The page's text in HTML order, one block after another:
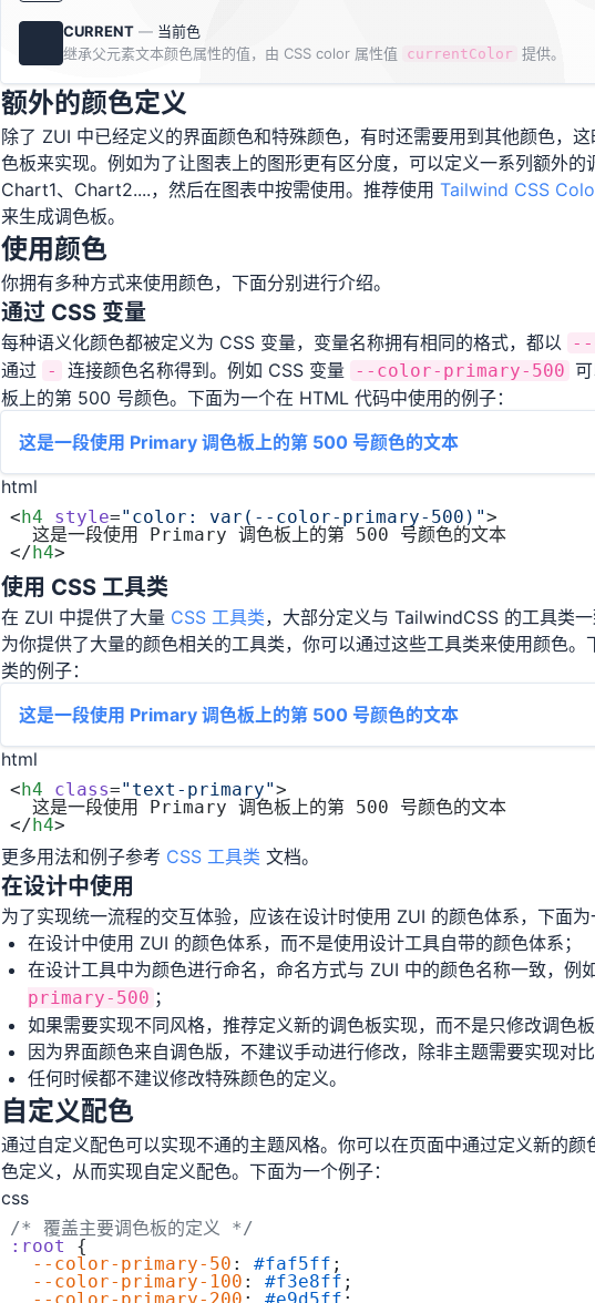
CURRENT — 当前色
继承父元素文本颜色属性的值，由 CSS color 属性值
currentColor 提供。
额外的颜色定义
除了 ZUI 中已经定义的界面颜色和特殊颜色，有时还需要用到其他颜色，
色板来实现。例如为了让图表上的图形更有区分度，可以定义一系列额外的
Chart1、Chart2....，然后在图表中按需使用。推荐使用 Tailwind CSS
来生成调色板。
使用颜色
你拥有多种方式来使用颜色，下面分别进行介绍。
通过 CSS 变量
每种语义化颜色都被定义为 CSS 变量，变量名称拥有相同的格式，都以 --
通过
- 连接颜色名称得到。例如 CSS 变量 --color-primary-500
板上的第 500 号颜色。下面为一个在 HTML 代码中使用的例子：
这是一段使用 Primary 调色板上的第 500 号颜色的文本
html
<h4 style="color: var(--color-primary-500)">
  这是一段使用 Primary 调色板上的第 500 号颜色的文本
</h4>
使用 CSS 工具类
在 ZUI 中提供了大量 CSS 工具类，大部分定义与 TailwindCSS 的工具类
为你提供了大量的颜色相关的工具类，你可以通过这些工具类来使用颜色。
类的例子：
这是一段使用 Primary 调色板上的第 500 号颜色的文本
html
<h4 class="text-primary">
  这是一段使用 Primary 调色板上的第 500 号颜色的文本
</h4>
更多用法和例子参考 CSS 工具类 文档。
在设计中使用
为了实现统一流程的交互体验，应该在设计时使用 ZUI 的颜色体系，下面为
在设计中使用 ZUI 的颜色体系，而不是使用设计工具自带的颜色体系；
在设计工具中为颜色进行命名，命名方式与 ZUI 中的颜色名称一致，例
primary-500 ；
如果需要实现不同风格，推荐定义新的调色板实现，而不是只修改调色板
因为界面颜色来自调色版，不建议手动进行修改，除非主题需要实现对比
任何时候都不建议修改特殊颜色的定义。
自定义配色
通过自定义配色可以实现不通的主题风格。你可以在页面中通过定义新的颜
色定义，从而实现自定义配色。下面为一个例子：
css
/* 覆盖主要调色板的定义 */
:root
{
  --color-primary-50
: #faf5ff ;
  --color-primary-100
: #f3e8ff ;